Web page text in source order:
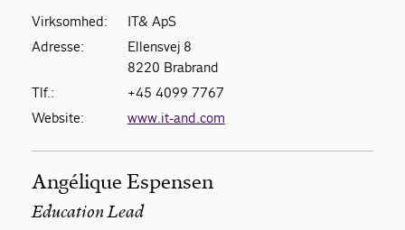
Virksomhed:
IT& ApS
Adresse:
Ellensvej 8
8220 Brabrand
Tlf.:
+45 4099 7767
Website:
www.it-and.com
Angélique Espensen
Education Lead